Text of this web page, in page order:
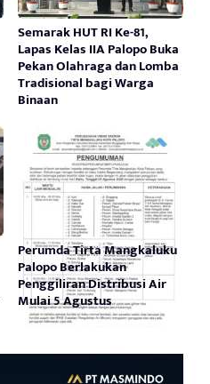
Semarak HUT RI Ke-81,
Lapas Kelas IIA Palopo Buka
Pekan Olahraga dan Lomba
Tradisional bagi Warga
Binaan
Perumda Tirta Mangkaluku
Palopo Berlakukan
Penggiliran Distribusi Air
Mulai 5 Agustus